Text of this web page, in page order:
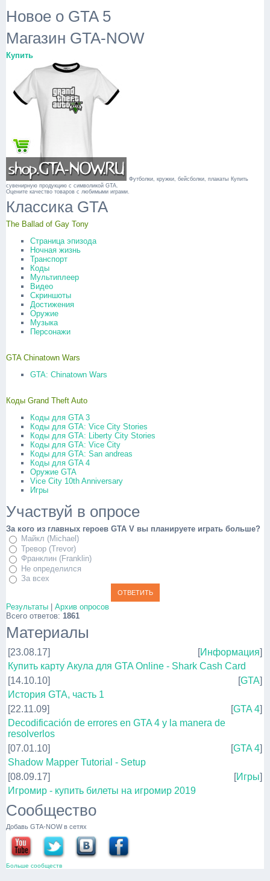
Новое о GTA 5
Магазин GTA-NOW
Купить
Футболки, кружки, бейсболки, плакаты Купить
сувенирную продукцию с символикой GTA.
Оцените качество товаров с любимыми играми.
Классика GTA
The Ballad of Gay Tony
Страница эпизода
Ночная жизнь
Транспорт
Коды
Мультиплеер
Видео
Скриншоты
Достижения
Оружие
Музыка
Персонажи
GTA Chinatown Wars
GTA: Chinatown Wars
Коды Grand Theft Auto
Коды для GTA 3
Коды для GTA: Vice City Stories
Коды для GTA: Liberty City Stories
Коды для GTA: Vice City
Коды для GTA: San andreas
Коды для GTA 4
Оружие GTA
Vice City 10th Anniversary
Игры
Участвуй в опросе
За кого из главных героев GTA V вы планируете играть больше?
Майкл (Michael)
Тревор (Trevor)
Франклин (Franklin)
Не определился
За всех
Результаты
Архив опросов
Всего ответов: 1861
Материалы
[23.08.17] [Информация]
Купить карту Акула для GTA Online - Shark Cash Card
[14.10.10]
[GTA]
История GTA, часть 1
[22.11.09]
[GTA 4]
Decodificación de errores en GTA 4 y la manera de
resolverlos
[07.01.10]
[GTA 4]
Shadow Mapper Tutorial - Setup
[08.09.17]
[Игры]
Игромир - купить билеты на игромир 2019
Сообщество
Добавь GTA-NOW в сетях
Больше сообществ